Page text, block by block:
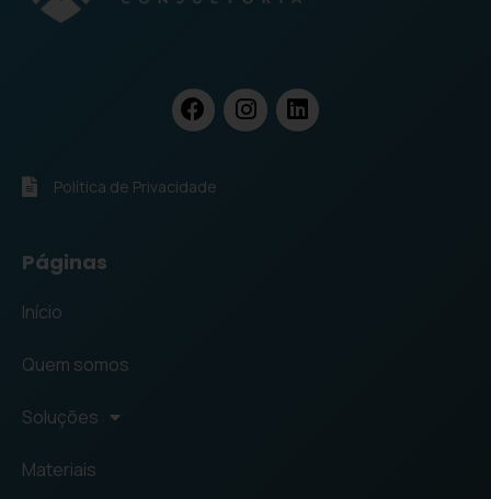
Política de Privacidade
Páginas
Início
Quem somos
Soluções
Materiais